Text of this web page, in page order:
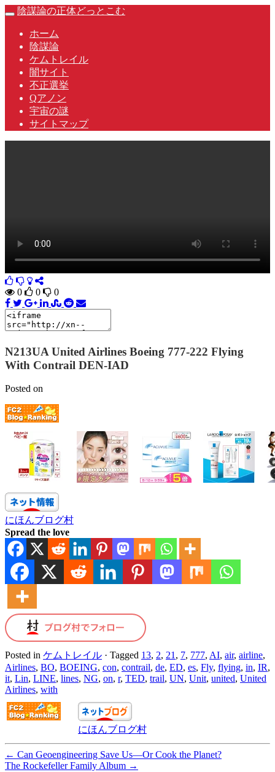
Skip
content
Toggle
陰謀論の正体どっとこむ
ホーム
陰謀論
ケムトレイル
闇サイト
不正選挙
Qアノン
宇宙の謎
サイトマップ
0 0 0
N213UA United Airlines Boeing 777-222 Flying
With Contrail DEN-IAD
Posted on
にほんブログ村
Spread the love
Posted in ケムトレイル · Tagged 13, 2, 21, 7, 777, AI, air, airline,
Airlines, BO, BOEING, con, contrail, de, ED, es, Fly, flying, in, IR,
it, Lin, LINE, lines, NG, on, r, TED, trail, UN, Unit, united, United
Airlines, with
にほんブログ村
← Can Geoengineering Save Us—Or Cook the Planet?
​The Rockefeller Family Album →